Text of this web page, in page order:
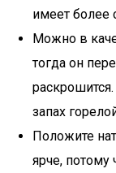
имеет более
Можно в
тогда он
запах
Положите
ярче, потому